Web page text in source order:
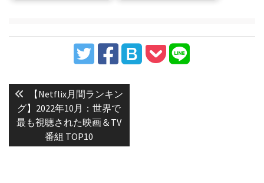
稿
ナ
ビ
Previous
post:
【Netflix月間ランキン
グ】2022年10月：世界で
最も視聴された映画＆TV
番組 TOP10